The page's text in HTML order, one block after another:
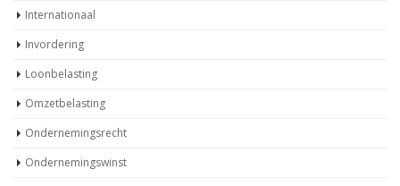
Omzetbelasting
Ondernemingsrecht
Ondernemingswinst
Onroerende zaken
Overdrachtsbelasting
Overige heffingen